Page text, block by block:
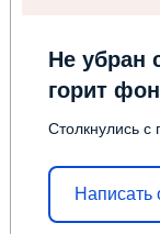
Не убран
горит
Столкнулись
Написать